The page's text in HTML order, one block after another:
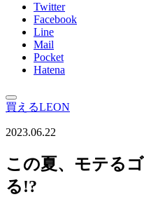
Twitter
Facebook
Line
Mail
Pocket
Hatena
買えるLEON
2023.06.22
この夏、モテる
る!?